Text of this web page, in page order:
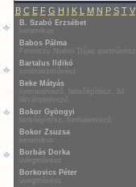
B C E F G H I K L M N P S T V
B. Szabó Erzsébet
keramikus
Babos Pálma
Ferenczy Noémi Díjas iparművész
Bartalus Ildikó
szobrászművész
Beke Mátyás
formatervező, belsőépítész, 3d
látványtervező
Bokor Gyöngyi
belsőépítész, formatervező
Bokor Zsuzsa
keramikus
Borbás Dorka
üvegművész
Borkovics Péter
üvegművész